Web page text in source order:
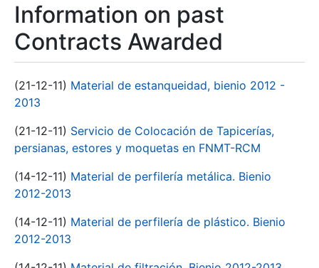
Information on past
Contracts Awarded
(21-12-11) Material de estanqueidad, bienio 2012 -
2013
(21-12-11) Servicio de Colocación de Tapicerías,
persianas, estores y moquetas en FNMT-RCM
(14-12-11) Material de perfilería metálica. Bienio
2012-2013
(14-12-11) Material de perfilería de plástico. Bienio
2012-2013